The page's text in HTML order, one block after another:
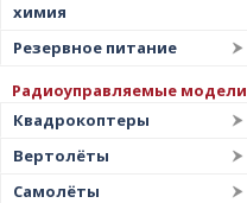
химия
Резервное питание
Радиоуправляемые модели
Квадрокоптеры
Вертолёты
Самолёты